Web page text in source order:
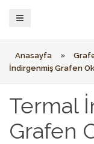
Anasayfa »
İndirgenmiş Grafen
Termal
Grafen